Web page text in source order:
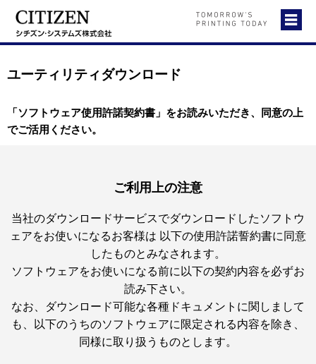
ユーティリティダウンロード
「ソフトウェア使用許諾契約書」をお読みいただき、同意の上
でご活用ください。
ご利用上の注意
当社のダウンロードサービスでダウンロードしたソフトウ
ェアをお使いになるお客様は 以下の使用許諾誓約書に同意
したものとみなされます。
ソフトウェアをお使いになる前に以下の契約内容を必ずお
読み下さい。
なお、ダウンロード可能な各種ドキュメントに関しまして
も、
以下のうちのソフトウェアに限定される内容を除き、
同様に取り扱うものとします。